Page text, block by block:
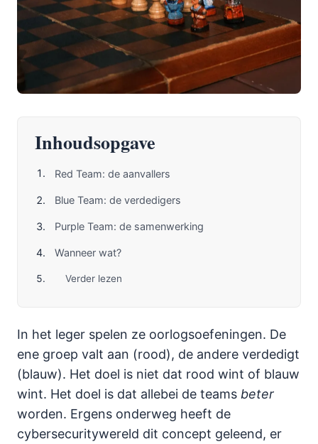
Inhoudsopgave
Red Team: de aanvallers
Blue Team: de verdedigers
Purple Team: de samenwerking
Wanneer wat?
Verder lezen
In het leger spelen ze oorlogsoefeningen. De
ene groep valt aan (rood), de andere verdedigt
(blauw). Het doel is niet dat rood wint of blauw
wint. Het doel is dat allebei de teams beter
worden. Ergens onderweg heeft de
cybersecuritywereld dit concept geleend, er